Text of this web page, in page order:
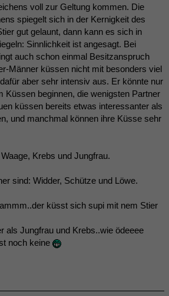
voll zur Geltung kommen. Die
spiegelt sich in der Kernigkeit des
gut gelaunt, dann kann es sich in
Sinnlichkeit ist angesagt. Bei
auch schon einmal Besitzanspruch
Männer küssen nicht mit besonders viel
aber sehr intensiv aus. Er könnte nur
Küssen beginnen, die wenigsten Partner
küssen bereits etwas interessanter als
und manchmal können ihre Küsse sehr
Krebs und Jungfrau.
sind: Widder, Schütze und Löwe.
küsst sich supi mit nem Stier
als Jungfrau und Krebs..wie ödeeee
noch keine